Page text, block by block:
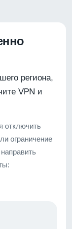
региона,
VPN и
отключить
ограничение